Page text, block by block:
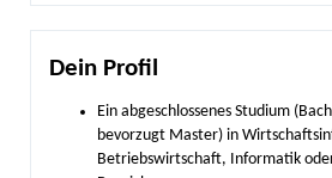
Dein Profil
Ein abgeschlossenes Studium
bevorzugt Master) in
Betriebswirtschaft, Informatik